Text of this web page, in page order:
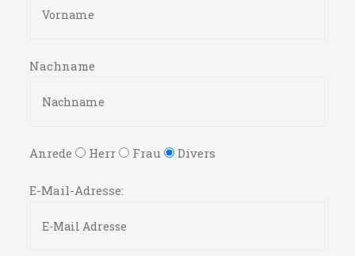
Nachname
Anrede Herr Frau Divers
E-Mail-Adresse: